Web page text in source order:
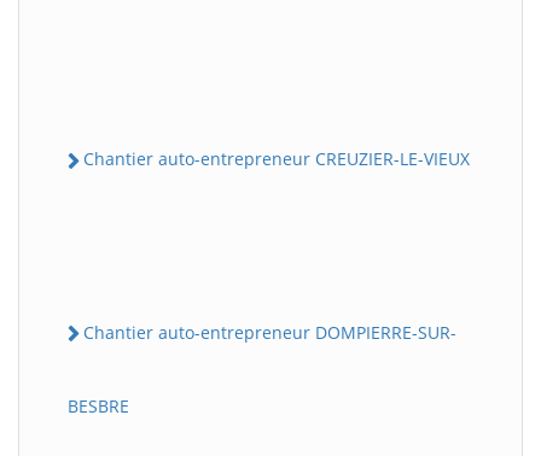
Chantier auto-entrepreneur CREUZIER-LE-VIEUX
Chantier auto-entrepreneur DOMPIERRE-SUR-
BESBRE